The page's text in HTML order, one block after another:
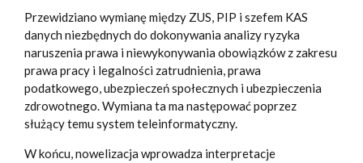
Przewidziano wymianę między ZUS, PIP i szefem KAS
danych niezbędnych do dokonywania analizy ryzyka
naruszenia prawa i niewykonywania obowiązków z zakresu
prawa pracy i legalności zatrudnienia, prawa
podatkowego, ubezpieczeń społecznych i ubezpieczenia
zdrowotnego. Wymiana ta ma następować poprzez
służący temu system teleinformatyczny.
W końcu, nowelizacja wprowadza interpretacje